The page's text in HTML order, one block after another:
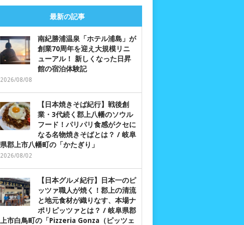
最新の記事
南紀勝浦温泉「ホテル浦島」が
創業70周年を迎え大規模リニ
ューアル！ 新しくなった日昇
館の宿泊体験記
2026/08/08
【日本焼きそば紀行】戦後創
業・3代続く郡上八幡のソウル
フード！パリパリ食感がクセに
なる名物焼きそばとは？ / 岐阜
県郡上市八幡町の「かたぎり」
2026/08/02
【日本グルメ紀行】日本一のピ
ッツァ職人が焼く！郡上の清流
と地元食材が織りなす、本場ナ
ポリピッツァとは？ / 岐阜県郡
上市白鳥町の「Pizzeria Gonza（ピッツェ